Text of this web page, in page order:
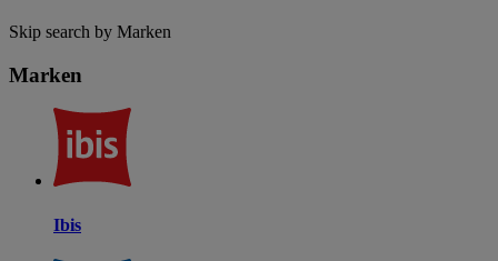
Skip search by Marken
Marken
Ibis